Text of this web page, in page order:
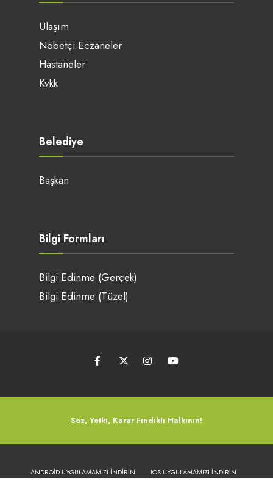
Ulaşım
Nöbetçi Eczaneler
Hastaneler
Kvkk
Belediye
Başkan
Bilgi Formları
Bilgi Edinme (Gerçek)
Bilgi Edinme (Tüzel)
Söz, Yetki, Karar Fındıklı Halkının!
ANDROID UYGULAMAMIZI İNDIRIN IOS UYGULAMAMIZI İNDIRIN